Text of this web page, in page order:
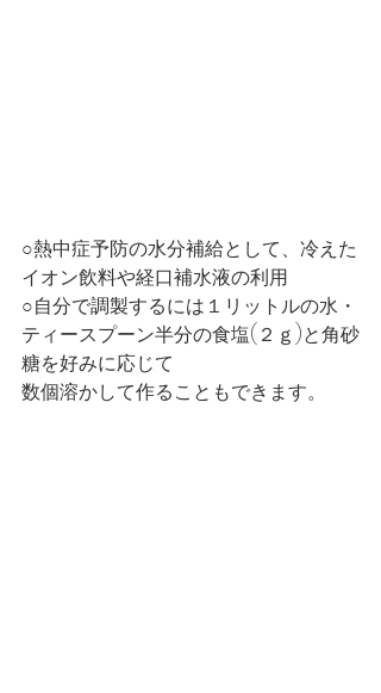
○熱中症予防の水分補給として、冷えた
イオン飲料や経口補水液の利用
○自分で調製するには１リットルの水・
ティースプーン半分の食塩(２ｇ)と角砂
糖を好みに応じて
数個溶かして作ることもできます。